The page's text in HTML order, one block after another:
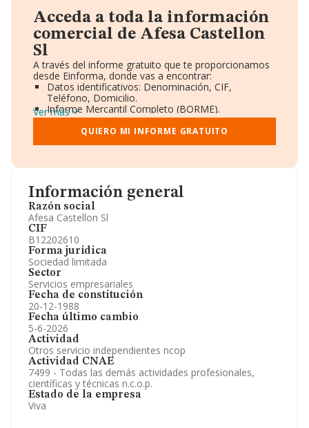
Información general
Razón social
Afesa Castellon Sl
CIF
B12202610
Forma jurídica
Sociedad limitada
Sector
Servicios empresariales
Fecha de constitución
20-12-1988
Fecha último cambio
5-6-2026
Actividad
Otros servicio independientes ncop
Actividad CNAE
7499 - Todas las demás actividades profesionales,
científicas y técnicas n.c.o.p.
Estado de la empresa
Viva
Acceda a toda la información
comercial de Afesa Castellon
Sl
A través del informe gratuito que te proporcionamos
desde Einforma, donde vas a encontrar:
Datos identificativos: Denominación, CIF,
Teléfono, Domicilio.
Informe Mercantil Completo (BORME).
Gráficos de Evolución Ventas y Empleados.
Consejo de Administración y Administradores.
Directivos y Ejecutivos.
Información oficial y registral complementaria.
Ver más
QUIERO MI INFORME GRATUITO